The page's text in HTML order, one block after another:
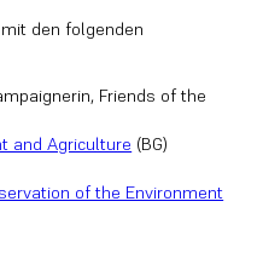
den folgenden
Friends of the
and Agriculture (BG)
of the Environment